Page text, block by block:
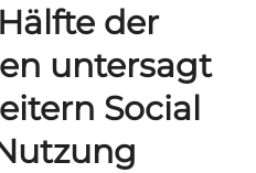
der
untersagt
Social